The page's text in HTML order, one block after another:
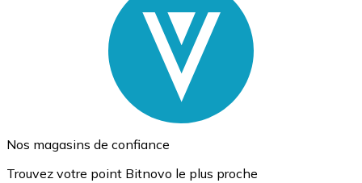
Nos magasins de confiance
Trouvez votre point Bitnovo le plus proche